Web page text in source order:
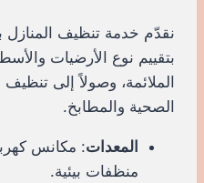
نقدّم خدمة تنظيف المنازل
بتقييم نوع الأرضيات
الملائمة، وصولاً إلى
الصحية والمطابخ.
المعدات: مكانس
منظفات بيئية.